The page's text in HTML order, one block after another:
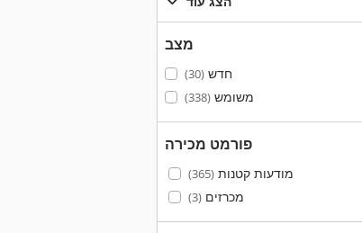
מצב
חדש(30)
משומש(338)
פורמט מכירה
מודעות קטנות(365)
מכרזים(3)